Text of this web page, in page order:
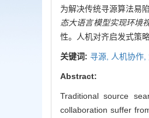
为解决传统寻源算法易
态大语言模型实现环境
性。人机对齐启发式策
关键词: 寻源, 人机协作,
Abstract:
Traditional source
collaboration suffer